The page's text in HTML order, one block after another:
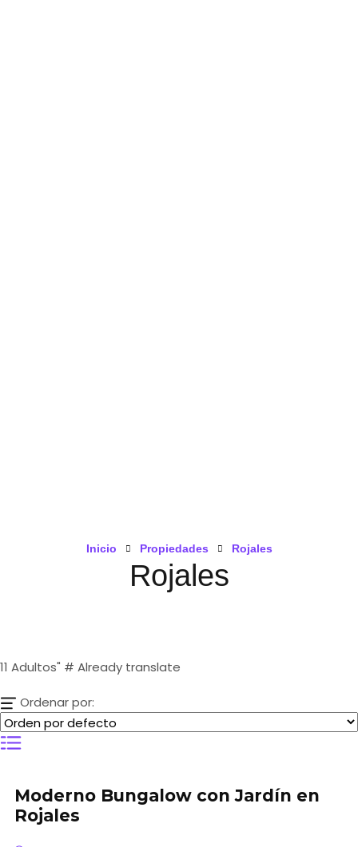
Inicio Propiedades Rojales
Rojales
11 Adultos" # Already translate
Ordenar por:
Moderno Bungalow con Jardín en
Rojales